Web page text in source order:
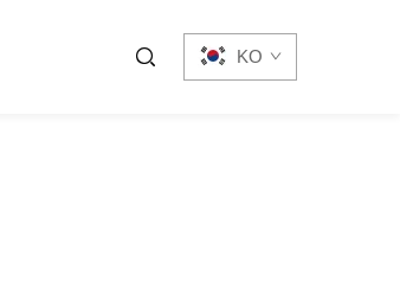
KO